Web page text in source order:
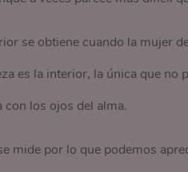
se obtiene cuando la mujer
es la interior, la única que no
con los ojos del alma.
mide por lo que podemos